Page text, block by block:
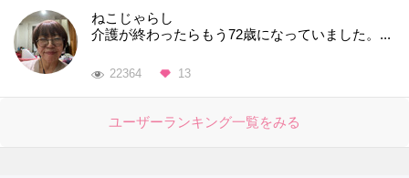
ねこじゃらし
介護が終わったらもう72歳になっていました。...
22364 13
ユーザーランキング一覧をみる